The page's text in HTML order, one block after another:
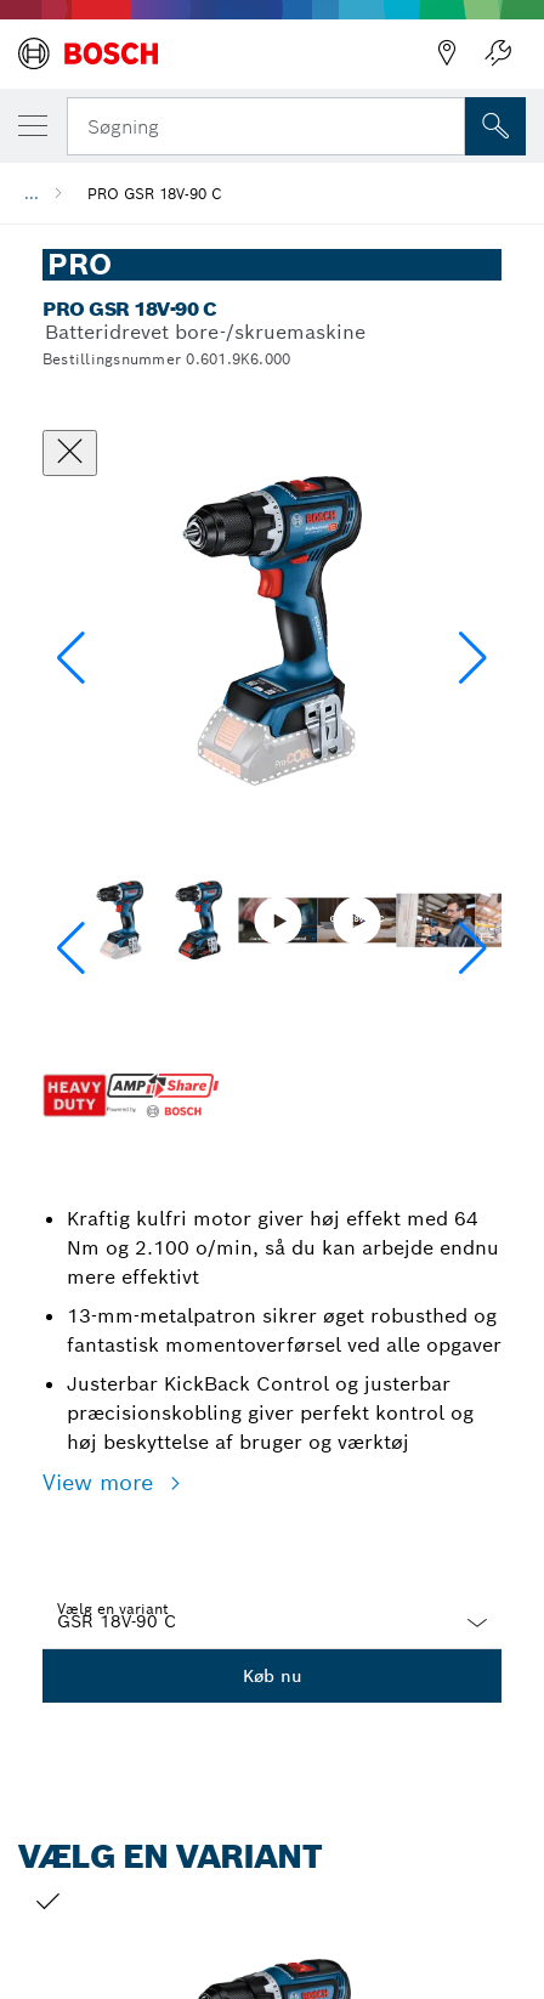
Søgning
... PRO GSR 18V-90 C
PRO
PRO GSR 18V-90 C
Batteridrevet bore-/skruemaskine
Bestillingsnummer 0.601.9K6.000
Kraftig kulfri motor giver høj effekt med 64
Nm og 2.100 o/min, så du kan arbejde endnu
mere effektivt
13-mm-metalpatron sikrer øget robusthed og
fantastisk momentoverførsel ved alle opgaver
Justerbar KickBack Control og justerbar
præcisionskobling giver perfekt kontrol og
høj beskyttelse af bruger og værktøj
View more
Vælg en variant
Køb nu
VÆLG EN VARIANT